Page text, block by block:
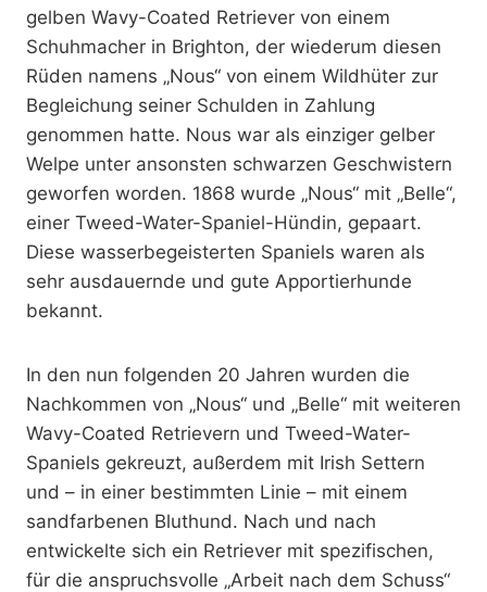
gelben Wavy-Coated Retriever von einem
Schuhmacher in Brighton, der wiederum diesen
Rüden namens „Nous“ von einem Wildhüter zur
Begleichung seiner Schulden in Zahlung
genommen hatte. Nous war als einziger gelber
Welpe unter ansonsten schwarzen Geschwistern
geworfen worden. 1868 wurde „Nous“ mit „Belle“,
einer Tweed-Water-Spaniel-Hündin, gepaart.
Diese wasserbegeisterten Spaniels waren als
sehr ausdauernde und gute Apportierhunde
bekannt.
In den nun folgenden 20 Jahren wurden die
Nachkommen von „Nous“ und „Belle“ mit weiteren
Wavy-Coated Retrievern und Tweed-Water-
Spaniels gekreuzt, außerdem mit Irish Settern
und – in einer bestimmten Linie – mit einem
sandfarbenen Bluthund. Nach und nach
entwickelte sich ein Retriever mit spezifischen,
für die anspruchsvolle „Arbeit nach dem Schuss“